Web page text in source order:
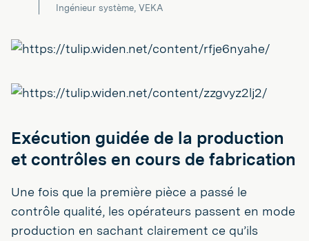
Ingénieur système, VEKA
Exécution guidée de la production
et contrôles en cours de fabrication
Une fois que la première pièce a passé le
contrôle qualité, les opérateurs passent en mode
production en sachant clairement ce qu’ils